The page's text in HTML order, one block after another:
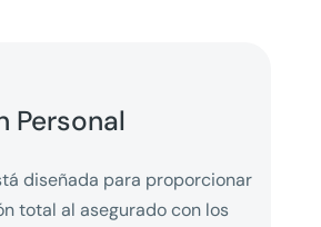
Personal
diseñada para proporcionar
total al asegurado con los